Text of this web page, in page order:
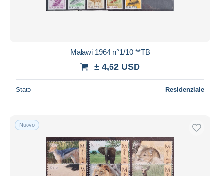
Malawi 1964 n°1/10 **TB
± 4,62 USD
Stato Residenziale
Nuovo